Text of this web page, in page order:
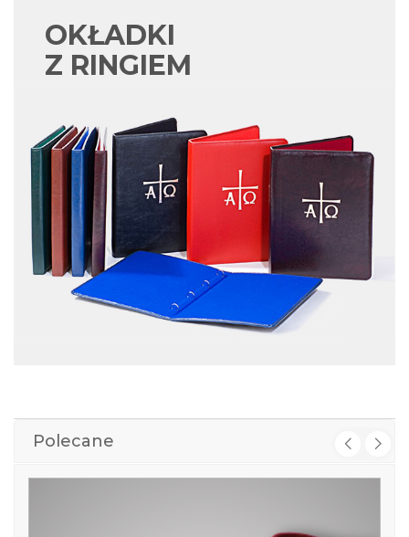
OKŁADKI
Z RINGIEM
Polecane